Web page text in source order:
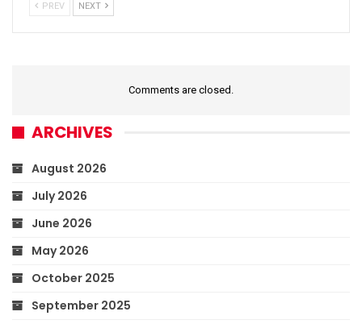
PREV NEXT
Comments are closed.
ARCHIVES
August 2026
July 2026
June 2026
May 2026
October 2025
September 2025